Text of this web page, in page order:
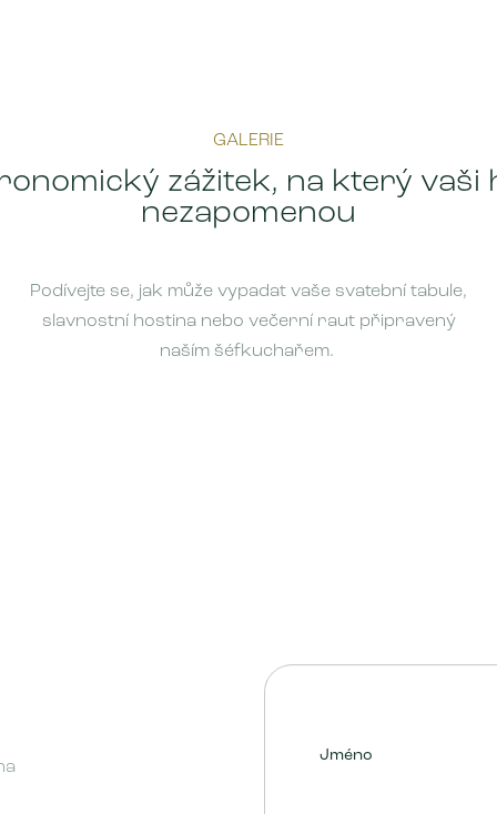
GALERIE
zážitek, na který vaši
nezapomenou
Podívejte se, jak může vypadat vaše svatební tabule,
slavnostní hostina nebo večerní raut připravený
naším šéfkuchařem.
Jméno